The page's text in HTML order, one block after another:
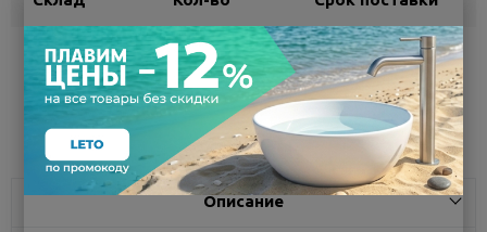
Белгород под заказ 7 - 14 дней
Поделиться
Описание